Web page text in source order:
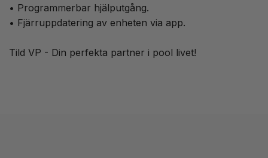
• Programmerbar hjälputgång.
• Fjärruppdatering av enheten via app.
Tild VP - Din perfekta partner i pool livet!